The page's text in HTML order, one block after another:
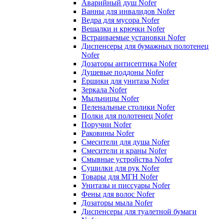
Аварийный душ Nofer
Ванны для инвалидов Nofer
Ведра для мусора Nofer
Вешалки и крючки Nofer
Встраиваемые установки Nofer
Диспенсеры для бумажных полотенец
Nofer
Дозаторы антисептика Nofer
Душевые поддоны Nofer
Ёршики для унитаза Nofer
Зеркала Nofer
Мыльницы Nofer
Пеленальные столики Nofer
Полки для полотенец Nofer
Поручни Nofer
Раковины Nofer
Смесители для душа Nofer
Смесители и краны Nofer
Смывные устройства Nofer
Сушилки для рук Nofer
Товары для МГН Nofer
Унитазы и писсуары Nofer
Фены для волос Nofer
Дозаторы мыла Nofer
Диспенсеры для туалетной бумаги